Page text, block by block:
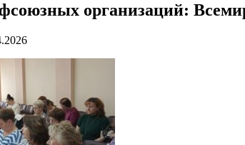
организаций: